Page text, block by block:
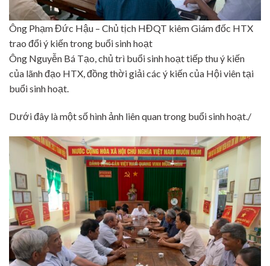
Ông Phạm Đức Hậu – Chủ tịch HĐQT kiêm Giám đốc HTX
trao đổi ý kiến trong buổi sinh hoạt
Ông Nguyễn Bá Tạo, chủ trì buổi sinh hoạt tiếp thu ý kiến
của lãnh đạo HTX, đồng thời giải các ý kiến của Hội viên tại
buổi sinh hoạt.
Dưới đây là một số hình ảnh liên quan trong buổi sinh hoạt./